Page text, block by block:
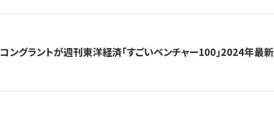
コングラントが週刊東洋経済「すごいベンチャー100」2024年最